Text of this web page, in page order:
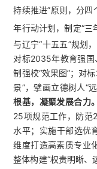
持续推进”原则，分
年行动计划，制定“三
与辽宁“十五五”规划
对标2035年教育强国
制强校“效果图”；对
景”，擘画立德树人“远
根基，凝聚发展合力。
25项规范工作，防范
水平；实施干部选优
维度打造高素质专业
整体构建“权责明晰、